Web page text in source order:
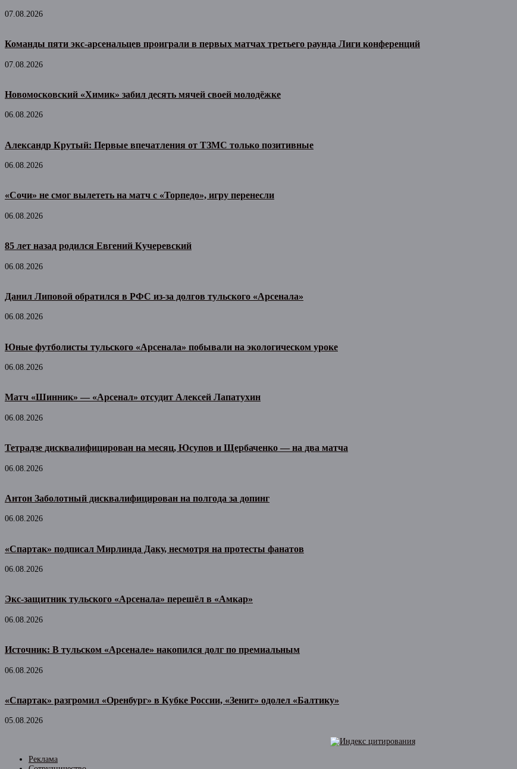
07.08.2026
Команды пяти экс-арсенальцев проиграли в первых матчах третьего раунда Лиги конференций
07.08.2026
Новомосковский «Химик» забил десять мячей своей молодёжке
06.08.2026
Александр Крутый: Первые впечатления от ТЗМС только позитивные
06.08.2026
«Сочи» не смог вылететь на матч с «Торпедо», игру перенесли
06.08.2026
85 лет назад родился Евгений Кучеревский
06.08.2026
Данил Липовой обратился в РФС из-за долгов тульского «Арсенала»
06.08.2026
Юные футболисты тульского «Арсенала» побывали на экологическом уроке
06.08.2026
Матч «Шинник» — «Арсенал» отсудит Алексей Лапатухин
06.08.2026
Тетрадзе дисквалифицирован на месяц, Юсупов и Щербаченко — на два матча
06.08.2026
Антон Заболотный дисквалифицирован на полгода за допинг
06.08.2026
«Спартак» подписал Мирлинда Даку, несмотря на протесты фанатов
06.08.2026
Экс-защитник тульского «Арсенала» перешёл в «Амкар»
06.08.2026
Источник: В тульском «Арсенале» накопился долг по премиальным
06.08.2026
«Спартак» разгромил «Оренбург» в Кубке России, «Зенит» одолел «Балтику»
05.08.2026
Реклама